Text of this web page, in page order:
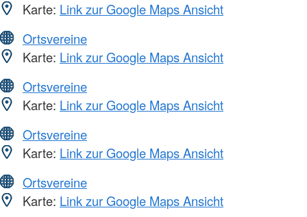
Karte: Link zur Google Maps Ansicht
Ortsvereine
Karte: Link zur Google Maps Ansicht
Ortsvereine
Karte: Link zur Google Maps Ansicht
Ortsvereine
Karte: Link zur Google Maps Ansicht
Ortsvereine
Karte: Link zur Google Maps Ansicht